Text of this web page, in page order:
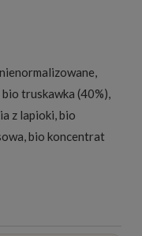
truskawka (40%),
z lapioki, bio
bio koncentrat